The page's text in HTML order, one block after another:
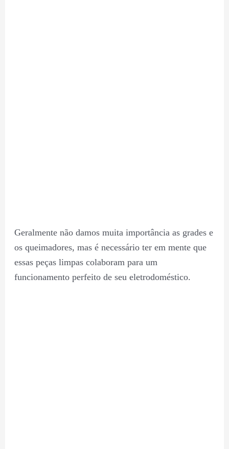
Geralmente não damos muita importância as grades e
os queimadores, mas é necessário ter em mente que
essas peças limpas colaboram para um
funcionamento perfeito de seu eletrodoméstico.